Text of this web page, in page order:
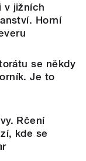
v jižních
Horní
se někdy
Je to
Rčení
kde se